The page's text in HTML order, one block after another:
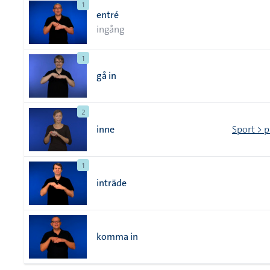
1
entré
ingång
1
gå in
2
inne Sport >
1
inträde
komma in